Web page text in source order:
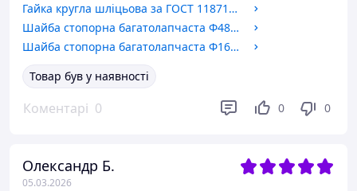
Гайка кругла шліцьова за ГОСТ 11871-88, DIN 981. М48х1.5
Шайба стопорна багатолапчаста Ф48 за ГОСТ 11872-89, DIN 5406.
Шайба стопорна багатолапчаста Ф16 за ГОСТ 11872-89, DIN 5406.
Товар був у наявності
Коментарі 0 0 0
Олександр Б.
05.03.2026